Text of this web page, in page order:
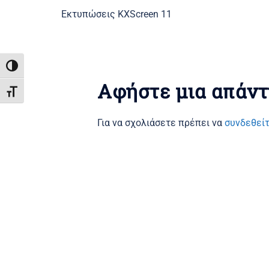
ΕΝΑΛΛΑΓΉ ΥΨΗΛΉΣ ΑΝΤΊΘΕΣΗΣ
ΕΝΑΛΛΑΓΉ ΜΕΓΈΘΟΥΣ ΓΡΑΜΜΆΤΩΝ
Εκτυπώσεις KXScreen 11
Αφήστε μια
Για να σχολιάσετε πρέπει να